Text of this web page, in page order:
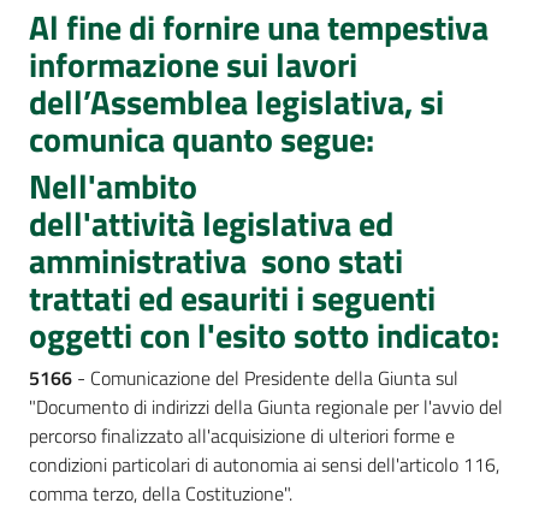
Per
cittadini
Al fine di fornire una tempestiva
informazione sui lavori
dell’Assemblea legislativa, si
comunica quanto segue:
Nell'ambito
dell'attività legislativa ed
amministrativa sono stati
trattati ed esauriti i seguenti
oggetti con l'esito sotto indicato:
5166 - Comunicazione del Presidente della Giunta sul
"Documento di indirizzi della Giunta regionale per l'avvio del
percorso finalizzato all'acquisizione di ulteriori forme e
condizioni particolari di autonomia ai sensi dell'articolo 116,
comma terzo, della Costituzione".